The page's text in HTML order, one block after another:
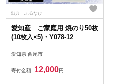
出典：ふるなび
愛知産 ご家庭用 焼のり50枚
(10枚入×5)・Y078-12
愛知県 西尾市
寄付金額: 12,000円